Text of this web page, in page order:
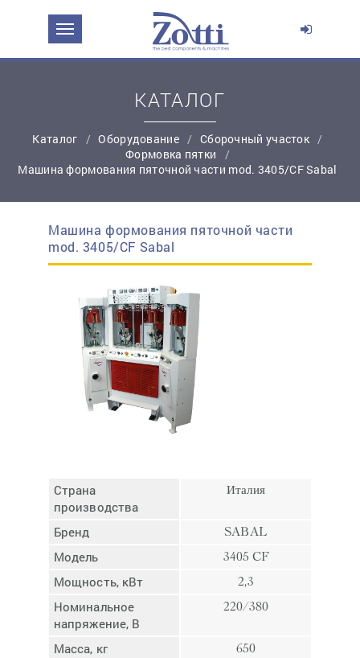
КАТАЛОГ
Каталог Оборудование
Сборочный участок
Формовка пятки
Машина формования пяточной части mod. 3405/CF Sabal
Машина формования пяточной части
mod. 3405/CF Sabal
Страна
производства
Италия
Бренд SABAL
Модель 3405 CF
Мощность, кВт 2,3
Номинальное
напряжение, В
220/380
Масса, кг 650
ЗАДАТЬ ВОПРОС О ПРОДУКТЕ
Эл. почта:
Контактный телефон:*
Ваш вопрос:
Отмена